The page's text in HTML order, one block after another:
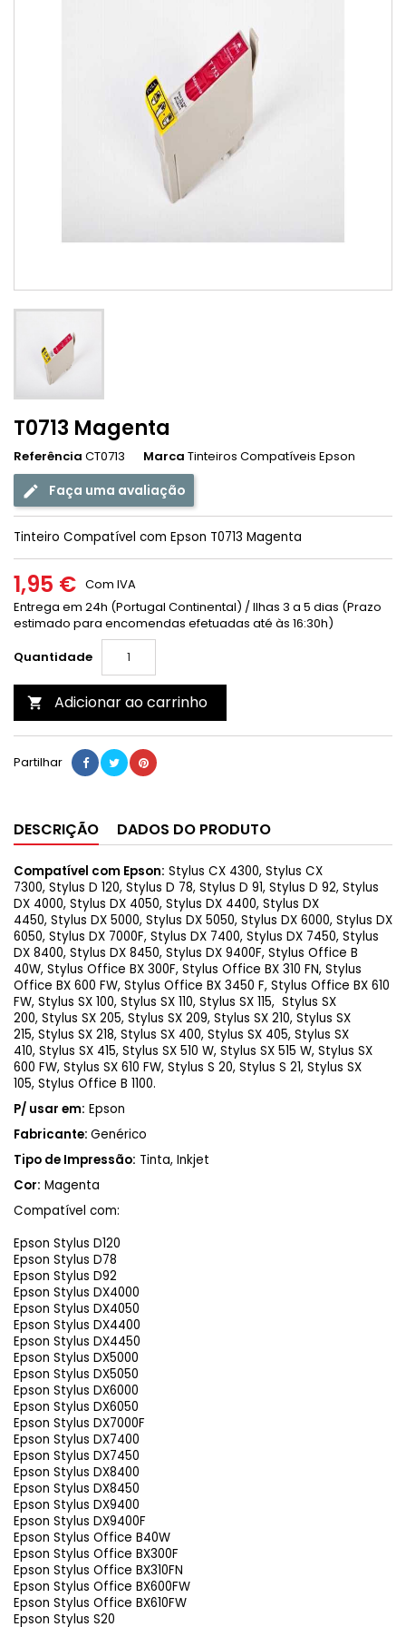
T0713 Magenta
Referência CT0713 Marca Tinteiros Compatíveis Epson
Faça uma avaliação
Tinteiro Compatível com Epson T0713 Magenta
1,95 € Com IVA
Entrega em 24h (Portugal Continental) / Ilhas 3 a 5 dias (Prazo
estimado para encomendas efetuadas até às 16:30h)
Quantidade
 Adicionar ao carrinho
Partilhar
DESCRIÇÃO DADOS DO PRODUTO
Compatível com Epson: Stylus CX 4300, Stylus CX
7300, Stylus D 120, Stylus D 78, Stylus D 91, Stylus D 92, Stylus
DX 4000, Stylus DX 4050, Stylus DX 4400, Stylus DX
4450, Stylus DX 5000, Stylus DX 5050, Stylus DX 6000, Stylus DX
6050, Stylus DX 7000F, Stylus DX 7400, Stylus DX 7450, Stylus
DX 8400, Stylus DX 8450, Stylus DX 9400F, Stylus Office B
40W, Stylus Office BX 300F, Stylus Office BX 310 FN, Stylus
Office BX 600 FW, Stylus Office BX 3450 F, Stylus Office BX 610
FW, Stylus SX 100, Stylus SX 110, Stylus SX 115, Stylus SX
200, Stylus SX 205, Stylus SX 209, Stylus SX 210, Stylus SX
215, Stylus SX 218, Stylus SX 400, Stylus SX 405, Stylus SX
410, Stylus SX 415, Stylus SX 510 W, Stylus SX 515 W, Stylus SX
600 FW, Stylus SX 610 FW, Stylus S 20, Stylus S 21, Stylus SX
105, Stylus Office B 1100.
P/ usar em: Epson
Fabricante: Genérico
Tipo de Impressão: Tinta, Inkjet
Cor: Magenta
Compatível com:
Epson Stylus D120
Epson Stylus D78
Epson Stylus D92
Epson Stylus DX4000
Epson Stylus DX4050
Epson Stylus DX4400
Epson Stylus DX4450
Epson Stylus DX5000
Epson Stylus DX5050
Epson Stylus DX6000
Epson Stylus DX6050
Epson Stylus DX7000F
Epson Stylus DX7400
Epson Stylus DX7450
Epson Stylus DX8400
Epson Stylus DX8450
Epson Stylus DX9400
Epson Stylus DX9400F
Epson Stylus Office B40W
Epson Stylus Office BX300F
Epson Stylus Office BX310FN
Epson Stylus Office BX600FW
Epson Stylus Office BX610FW
Epson Stylus S20